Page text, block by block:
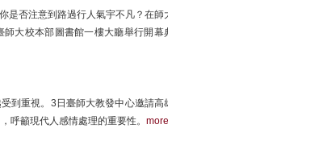
是否注意到路過行人氣宇不凡？在師大
大校本部圖書館一樓大廳舉行開幕典
到重視。3日臺師大教發中心邀請高雄
呼籲現代人感情處理的重要性。 more